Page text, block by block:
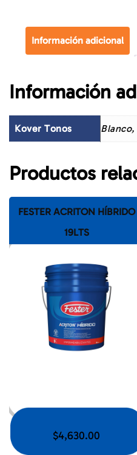
Información adicional
Información
Kover Tonos
Productos
FESTER ACRITON HÍBRIDO
19LTS
$4,630.00